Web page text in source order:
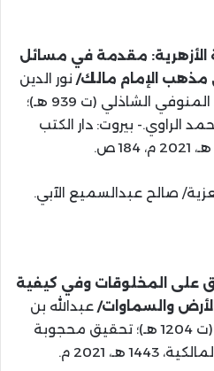
الأزهرية: مقدمة في مسائل
مذهب الإمام مالك/ نور الدين
أبو الحسن علي بن محمد المنوفي الشاذلي (ت 939 هـ)؛
الراوي.- بيروت: دار الكتب
صالح عبدالسميع الآبي.
على المخلوقات وفي كيفية
والسماوات/عبدالله بن
أحمد بن عزوز المراكشي (ت 1204 هـ)؛ تحقيق محجوبة
هـ، 2021 م.